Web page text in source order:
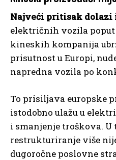
Najveći pritisak dolazi
električnih vozila poput
kineskih kompanija
prisutnost u Europi,
napredna vozila po
To prisiljava europske
istodobno ulažu u
i smanjenje troškova.
restrukturiranje više
dugoročne poslovne